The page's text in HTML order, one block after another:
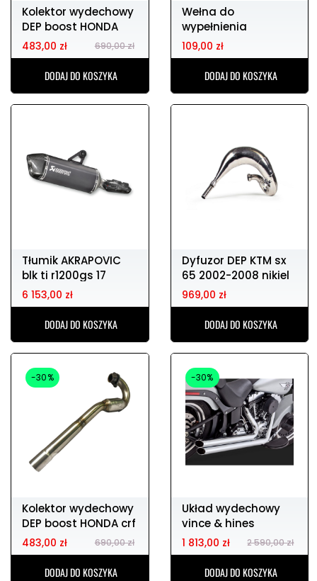
Kolektor wydechowy
DEP boost HONDA
crf450 09-14
483,00 zł 690,00 zł
DODAJ DO KOSZYKA
Wełna do
wypełnienia
wydechu 4T
109,00 zł
DODAJ DO KOSZYKA
Tłumik AKRAPOVIC
blk ti r1200gs 17
6 153,00 zł
DODAJ DO KOSZYKA
Dyfuzor DEP KTM sx
65 2002-2008 nikiel
969,00 zł
DODAJ DO KOSZYKA
-30%
Kolektor wydechowy
DEP boost HONDA crf
150 07-15
483,00 zł 690,00 zł
DODAJ DO KOSZYKA
-30%
Układ wydechowy
vince & hines
1 813,00 zł 2 590,00 zł
DODAJ DO KOSZYKA